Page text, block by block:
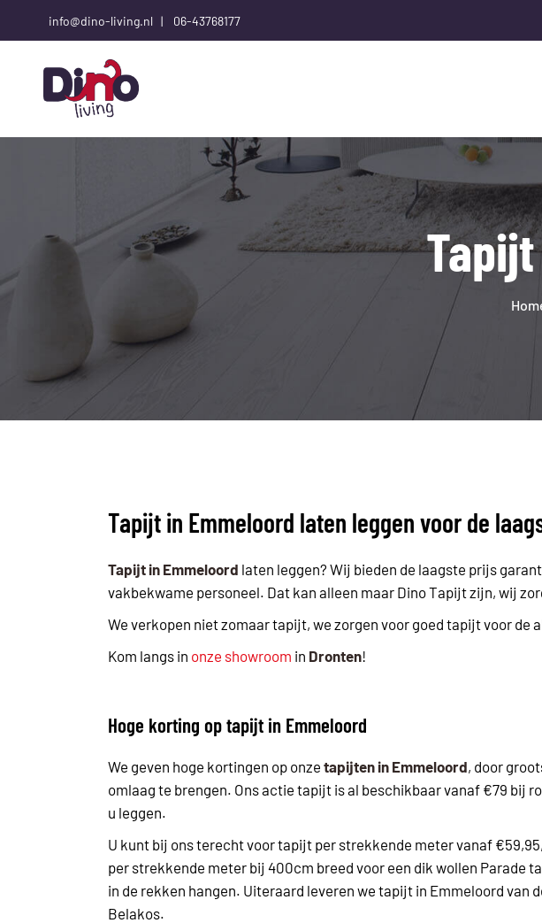
info@dino-living.nl | 06-43768177
TRAPRENOVATIE
TAPIJT
OVERIGE
DIENSTEN
CONTACT
Tapijt in Emmeloord laten leggen voor de
Tapijt in Emmeloord laten leggen? Wij bieden de laagste prijs
vakbekwame personeel. Dat kan alleen maar Dino Tapijt zijn, wij
We verkopen niet zomaar tapijt, we zorgen voor goed tapijt voor de
Kom langs in onze showroom in Dronten!
Hoge korting op tapijt in Emmeloord
We geven hoge kortingen op onze tapijten in Emmeloord, door
omlaag te brengen. Ons actie tapijt is al beschikbaar vanaf €79 bij
u leggen.
U kunt bij ons terecht voor tapijt per strekkende meter vanaf
per strekkende meter bij 400cm breed voor een dik wollen Parade
in de rekken hangen. Uiteraard leveren we tapijt in Emmeloord van
Belakos.